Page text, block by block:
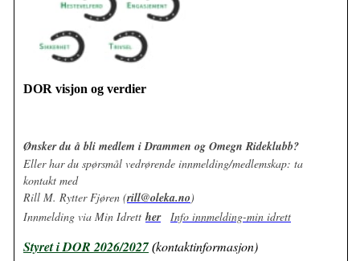
DOR visjon og verdier
Ønsker du å bli medlem i Drammen og Omegn Rideklubb?
Eller har du spørsmål vedrørende innmelding/medlemskap: ta
kontakt med
Rill M. Rytter Fjøren (rill@oleka.no)
Innmelding via Min Idrett her Info innmelding-min idrett
Styret i DOR 2026/2027 (kontaktinformasjon)